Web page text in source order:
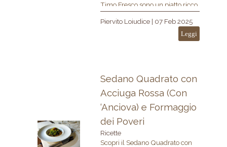
Timo Fresco sono un piatto ricco
di sapori mediterranei. Il
pecorino stagionato si fonde con
le cozze e il pepe, mentre il timo
Piervito Loiudice | 07 Feb 2025
Leggi
Sedano Quadrato con
Acciuga Rossa (Con
‘Anciova) e Formaggio
dei Poveri
Ricette
Scopri il Sedano Quadrato con